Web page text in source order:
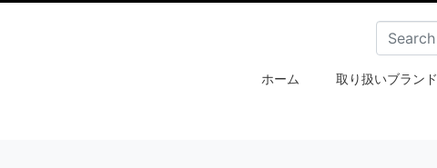
ホーム 取り扱いブランド